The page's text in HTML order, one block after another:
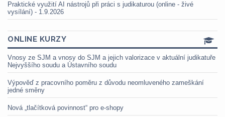
Praktické využití AI nástrojů při práci s judikaturou (online - živé
vysílání) - 1.9.2026
ONLINE KURZY
Vnosy ze SJM a vnosy do SJM a jejich valorizace v aktuální judikatuře
Nejvyššího soudu a Ústavního soudu
Výpověď z pracovního poměru z důvodu neomluveného zameškání
jedné směny
Nová „tlačítková povinnost“ pro e-shopy